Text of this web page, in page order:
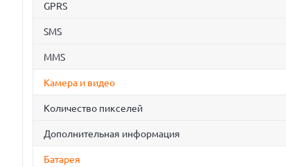
GPRS
SMS
MMS
Камера и видео
Количество пикселей
Дополнительная информация
Батарея